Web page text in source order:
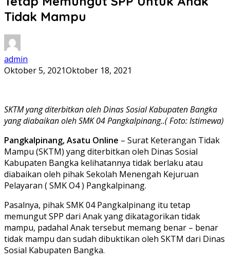
Tidak Mampu
admin
Oktober 5, 2021Oktober 18, 2021
SKTM yang diterbitkan oleh Dinas Sosial Kabupaten Bangka
yang diabaikan oleh SMK 04 Pangkalpinang..( Foto: Istimewa)
Pangkalpinang, Asatu Online – Surat Keterangan Tidak
Mampu (SKTM) yang diterbitkan oleh Dinas Sosial
Kabupaten Bangka kelihatannya tidak berlaku atau
diabaikan oleh pihak Sekolah Menengah Kejuruan
Pelayaran ( SMK O4 ) Pangkalpinang.
Pasalnya, pihak SMK 04 Pangkalpinang itu tetap
memungut SPP dari Anak yang dikatagorikan tidak
mampu, padahal Anak tersebut memang benar – benar
tidak mampu dan sudah dibuktikan oleh SKTM dari Dinas
Sosial Kabupaten Bangka.